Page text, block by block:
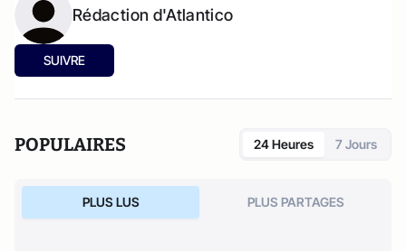
Rédaction d'Atlantico
SUIVRE
POPULAIRES 24 Heures 7 Jours
PLUS LUS PLUS PARTAGES